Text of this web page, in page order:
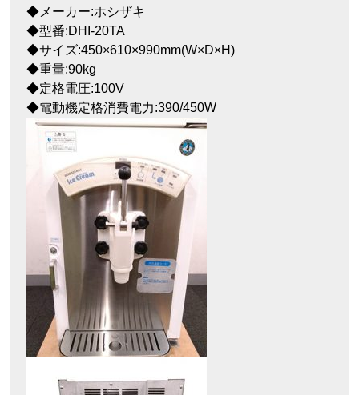
◆メーカー:ホシザキ
◆型番:DHI-20TA
◆サイズ:450×610×990mm(W×D×H)
◆重量:90kg
◆定格電圧:100V
◆電動機定格消費電力:390/450W